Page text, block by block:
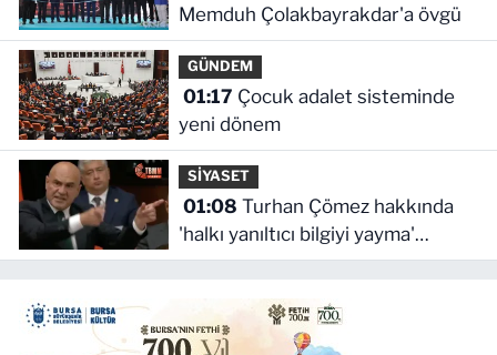
Memduh Çolakbayrakdar'a övgü
GÜNDEM
01:17
yeni dönem
SİYASET
01:08
'halkı yanıltıcı bilgiyi yayma'
soruşturması